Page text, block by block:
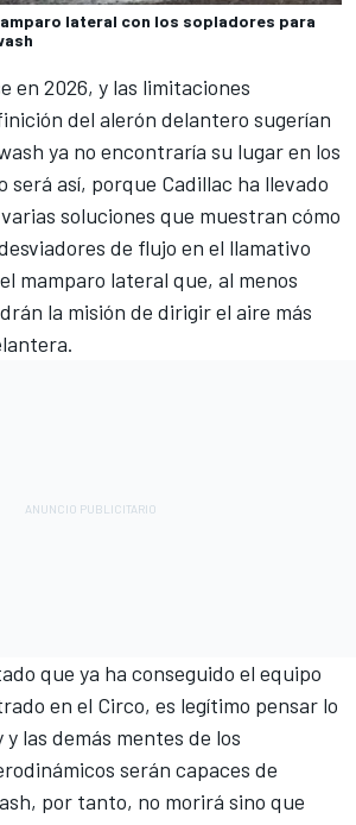
lateral con los sopladores para
en 2026, y las limitaciones
del alerón delantero sugerían
ya no encontraría su lugar en los
será así, porque Cadillac ha llevado
soluciones que muestran cómo
de flujo en el llamativo
mamparo lateral que, al menos
la misión de dirigir el aire más
que ya ha conseguido el equipo
en el Circo, es legítimo pensar lo
las demás mentes de los
serán capaces de
por tanto, no morirá sino que